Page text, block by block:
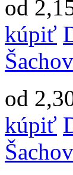
od
kúpiť
od
kúpiť